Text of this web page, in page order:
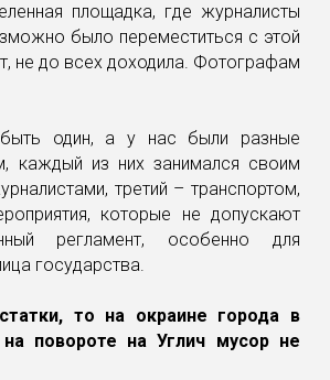
площадка, где журналисты
было переместиться с этой
не до всех доходила. Фотографам
один, а у нас были разные
каждый из них занимался своим
третий – транспортом,
которые не допускают
регламент, особенно для
государства.
то на окраине города в
повороте на Углич мусор не